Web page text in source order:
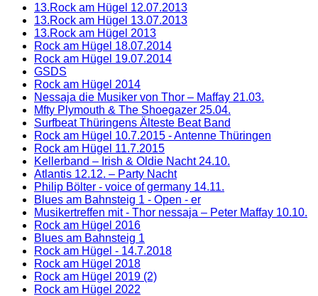
13.Rock am Hügel 12.07.2013
13.Rock am Hügel 13.07.2013
13.Rock am Hügel 2013
Rock am Hügel 18.07.2014
Rock am Hügel 19.07.2014
GSDS
Rock am Hügel 2014
Nessaja die Musiker von Thor – Maffay 21.03.
Mfty Plymouth & The Shoegazer 25.04.
Surfbeat Thüringens Älteste Beat Band
Rock am Hügel 10.7.2015 - Antenne Thüringen
Rock am Hügel 11.7.2015
Kellerband – Irish & Oldie Nacht 24.10.
Atlantis 12.12. – Party Nacht
Philip Bölter - voice of germany 14.11.
Blues am Bahnsteig 1 - Open - er
Musikertreffen mit - Thor nessaja – Peter Maffay 10.10.
Rock am Hügel 2016
Blues am Bahnsteig 1
Rock am Hügel - 14.7.2018
Rock am Hügel 2018
Rock am Hügel 2019 (2)
Rock am Hügel 2022